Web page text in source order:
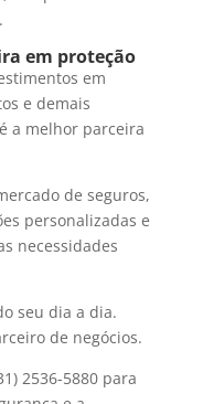
em proteção
em
e demais
é a melhor parceira
de seguros,
personalizadas e
necessidades
seu dia a dia.
de negócios.
2536-5880 para